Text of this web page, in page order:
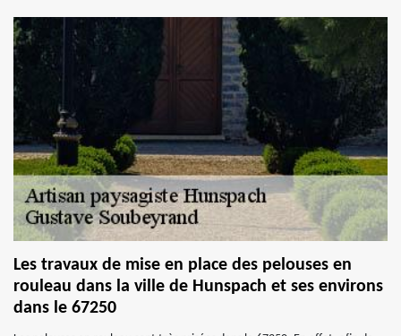
Les travaux de mise en place des pelouses en
rouleau dans la ville de Hunspach et ses environs
dans le 67250